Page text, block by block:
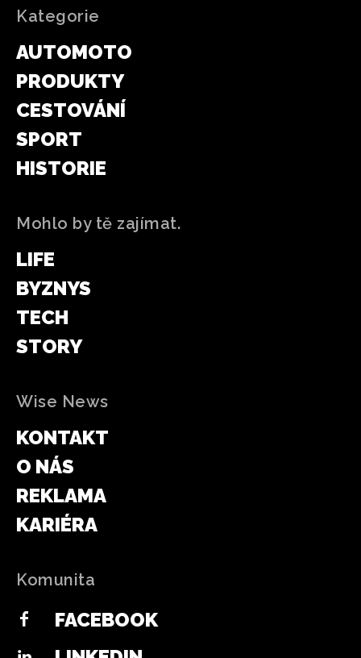
Kategorie
AUTOMOTO
PRODUKTY
CESTOVÁNÍ
SPORT
HISTORIE
Mohlo by tě zajímat.
LIFE
BYZNYS
TECH
STORY
Wise News
KONTAKT
O NÁS
REKLAMA
KARIÉRA
Komunita
FACEBOOK